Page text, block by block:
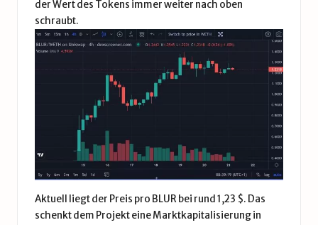
der Wert des Tokens immer weiter nach oben
schraubt.
Aktuell liegt der Preis pro BLUR bei rund 1,23 $. Das
schenkt dem Projekt eine Marktkapitalisierung in